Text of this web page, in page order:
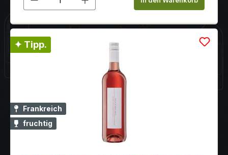
✦ Tipp.
Frankreich
fruchtig